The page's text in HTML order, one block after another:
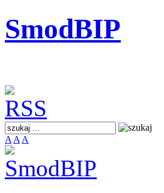
SmodBIP
A A A